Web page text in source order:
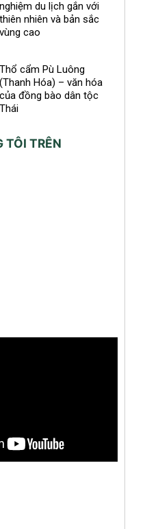
nghiệm du lịch gắn với
thiên nhiên và bản sắc
vùng cao
Thổ cẩm Pù Luông
(Thanh Hóa) – văn hóa
của đồng bào dân tộc
Thái
TÔI TRÊN